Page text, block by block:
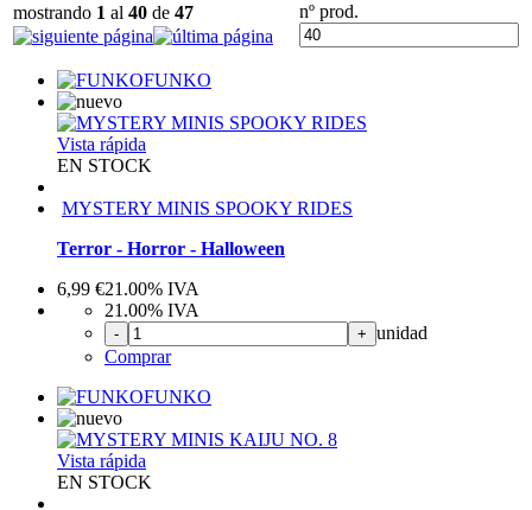
mostrando 1 al 40 de 47 nº prod.
FUNKO
Vista rápida
EN STOCK
MYSTERY MINIS SPOOKY RIDES
Terror - Horror - Halloween
6,99 €21.00% IVA
21.00% IVA
- + unidad
Comprar
FUNKO
Vista rápida
EN STOCK